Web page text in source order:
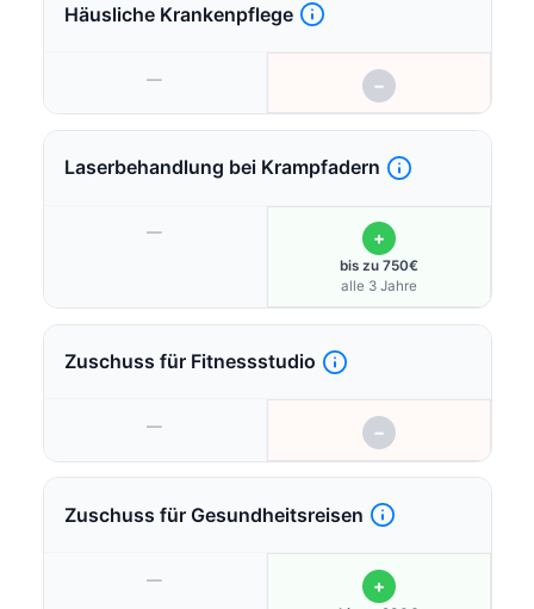
Häusliche Krankenpflege
— −
Laserbehandlung bei Krampfadern
— +
bis zu 750€
alle 3 Jahre
Zuschuss für Fitnessstudio
— −
Zuschuss für Gesundheitsreisen
— +